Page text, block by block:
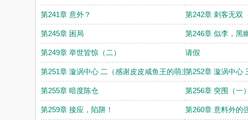
第241章 意外？ 第242章 刺客无双
第245章 困局 第246章 似李，黑
第249章 举世皆惊（二） 请假
第251章 漩涡中心 二（感谢皮皮咸鱼王的萌主！）第252章 漩涡中心
第255章 暗度陈仓 第256章 突围（一）
第259章 接应，陷阱！ 第260章 意料外的